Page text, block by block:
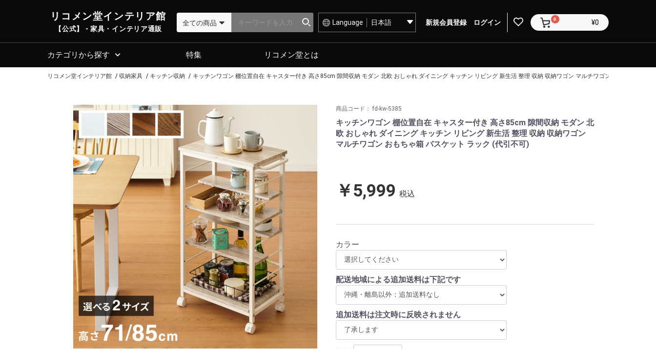
リコメン堂インテリア館
【公式】 - 家具・インテリア通販
Language 新規会員登録 ログイン 0 ¥0
カテゴリから探す 特集 リコメン堂とは
リコメン堂インテリア館 収納家具 キッチン収納 キッチンワゴン 棚位置自在 キャスター付き 高さ85cm 隙間収納 モダン 北欧 おしゃれ ダイニング キッチン リビング 新生活 整理 収納 収納ワゴン マルチワゴン おもちゃ箱 バ
商品コード： fd-kw-5385
キッチンワゴン 棚位置自在 キャスター付き 高さ85cm 隙間収納 モダン 北
欧 おしゃれ ダイニング キッチン リビング 新生活 整理 収納 収納ワゴン
マルチワゴン おもちゃ箱 バスケット ラック (代引不可)
￥5,999 税込
カラー
配送地域による追加送料は下記です
追加送料は注文時に反映されません